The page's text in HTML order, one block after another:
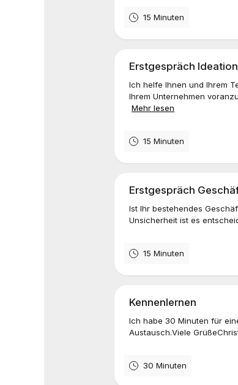
15 Minuten
Erstgespräch
Ich helfe Ihnen und Ihrem
Ihrem Unternehmen
Mehr lesen
15 Minuten
Erstgespräch
Ist Ihr bestehendes
Unsicherheit ist es
15 Minuten
Kennenlernen
Ich habe 30 Minuten für
Austausch.Viele
30 Minuten